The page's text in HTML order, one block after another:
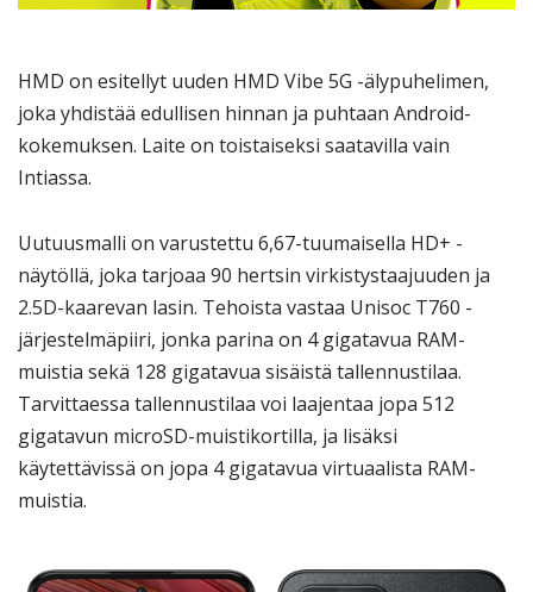
HMD on esitellyt uuden HMD Vibe 5G -älypuhelimen,
joka yhdistää edullisen hinnan ja puhtaan Android-
kokemuksen. Laite on toistaiseksi saatavilla vain
Intiassa.
Uutuusmalli on varustettu 6,67-tuumaisella HD+ -
näytöllä, joka tarjoaa 90 hertsin virkistystaajuuden ja
2.5D-kaarevan lasin. Tehoista vastaa Unisoc T760 -
järjestelmäpiiri, jonka parina on 4 gigatavua RAM-
muistia sekä 128 gigatavua sisäistä tallennustilaa.
Tarvittaessa tallennustilaa voi laajentaa jopa 512
gigatavun microSD-muistikortilla, ja lisäksi
käytettävissä on jopa 4 gigatavua virtuaalista RAM-
muistia.